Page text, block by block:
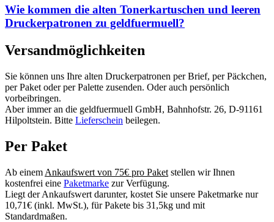
Wie kommen die alten Tonerkartuschen und leeren
Druckerpatronen zu geldfuermuell?
Versandmöglichkeiten
Sie können uns Ihre alten Druckerpatronen per Brief, per Päckchen,
per Paket oder per Palette zusenden. Oder auch persönlich
vorbeibringen.
Aber immer an die geldfuermuell GmbH, Bahnhofstr. 26, D-91161
Hilpoltstein. Bitte Lieferschein beilegen.
Per Paket
Ab einem Ankaufswert von 75€ pro Paket stellen wir Ihnen
kostenfrei eine Paketmarke zur Verfügung.
Liegt der Ankaufswert darunter, kostet Sie unsere Paketmarke nur
10,71€ (inkl. MwSt.), für Pakete bis 31,5kg und mit
Standardmaßen.